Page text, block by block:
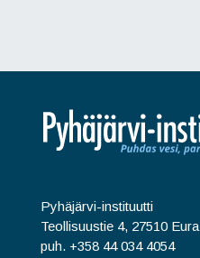
Pyhäjärvi-instituutti
Teollisuustie 4, 27510 Eura
puh. +358 44 034 4054